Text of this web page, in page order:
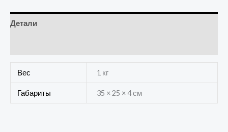
Детали
Вес 1 кг
Габариты 35 × 25 × 4 см